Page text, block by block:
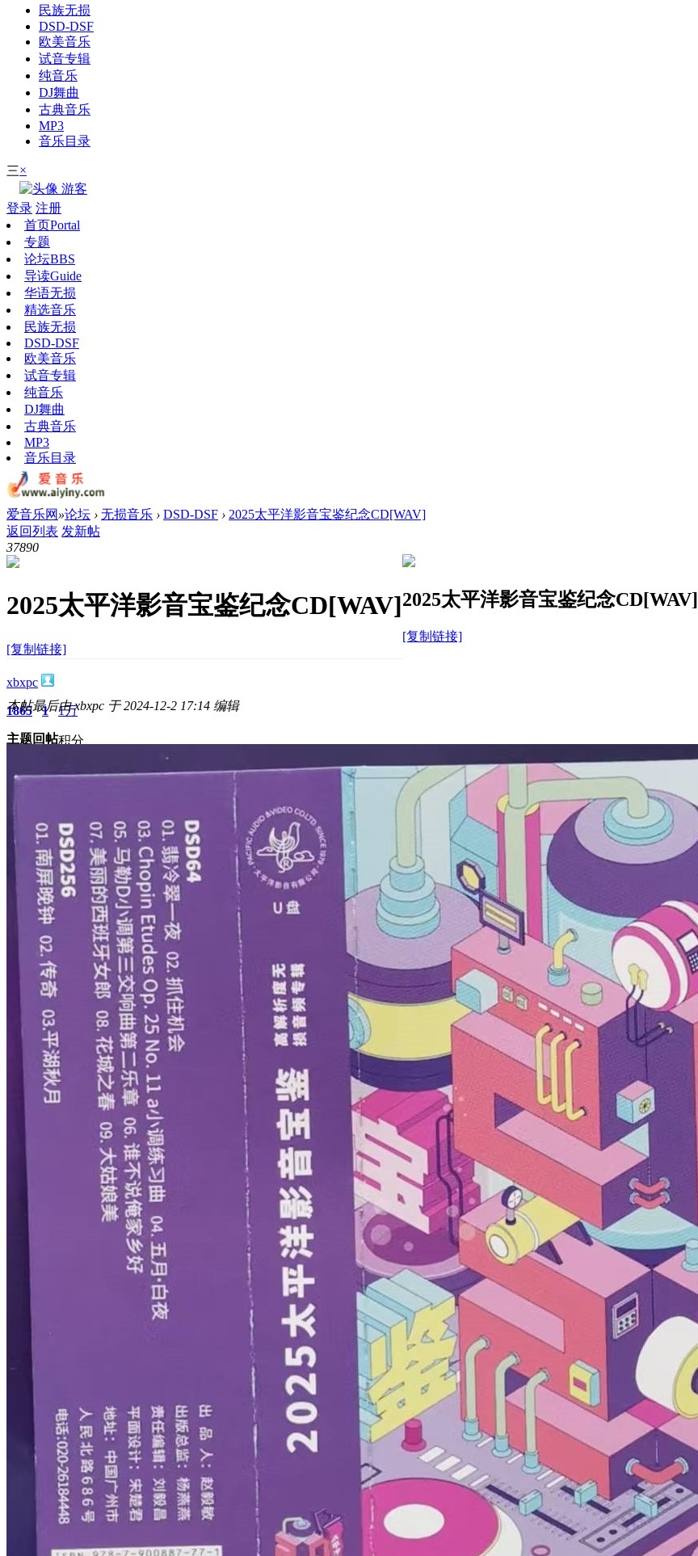
民族无损
DSD-DSF
欧美音乐
试音专辑
纯音乐
DJ舞曲
古典音乐
MP3
音乐目录
三×
游客
登录 注册
首页Portal
专题
论坛BBS
导读Guide
华语无损
精选音乐
民族无损
DSD-DSF
欧美音乐
试音专辑
纯音乐
DJ舞曲
古典音乐
MP3
音乐目录
爱音乐网 »论坛 › 无损音乐 › DSD-DSF › 2025太平洋影音宝鉴纪念CD[WAV]
返回列表 发新帖
37890
2025太平洋影音宝鉴纪念CD[WAV]
[复制链接]
2025太平洋影音宝鉴纪念CD[WAV]
[复制链接]
xbxpc
1865
主题
1
回帖
1万
积分
阅读模式
0
本帖最后由 xbxpc 于 2024-12-2 17:14 编辑